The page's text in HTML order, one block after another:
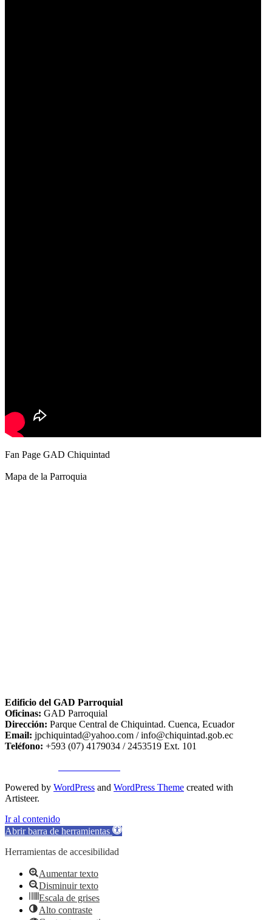
Fan Page GAD Chiquintad
Mapa de la Parroquia
Edificio del GAD Parroquial
Oficinas: GAD Parroquial
Dirección: Parque Central de Chiquintad. Cuenca, Ecuador
Email: jpchiquintad@yahoo.com / info@chiquintad.gob.ec
Teléfono: +593 (07) 4179034 / 2453519 Ext. 101
Powered by WordPress and WordPress Theme created with
Artisteer.
Ir al contenido
Abrir barra de herramientas
Herramientas de accesibilidad
Aumentar texto
Disminuir texto
Escala de grises
Alto contraste